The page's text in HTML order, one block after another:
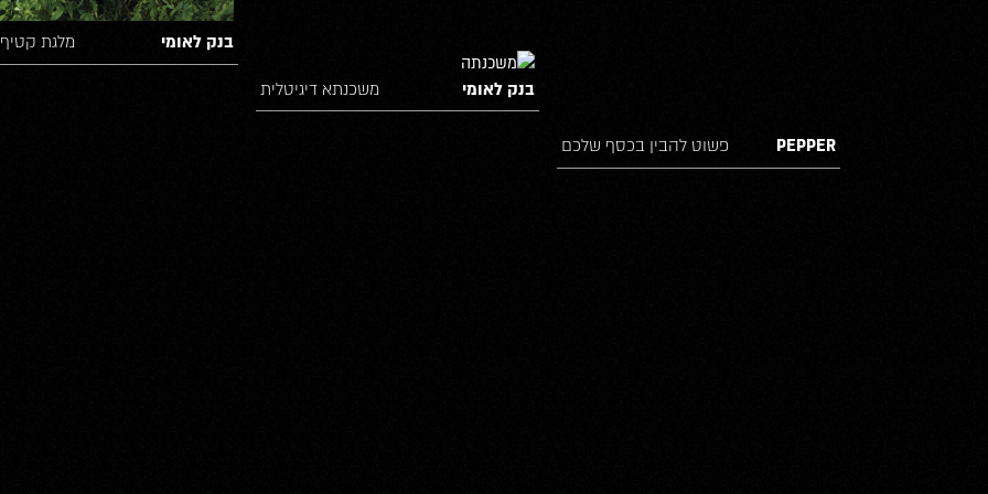
בנק לאומי מלגת קטיף
PEPPER פשוט להבין בכסף שלכם
בנק לאומי משכנתא דיגיטלית